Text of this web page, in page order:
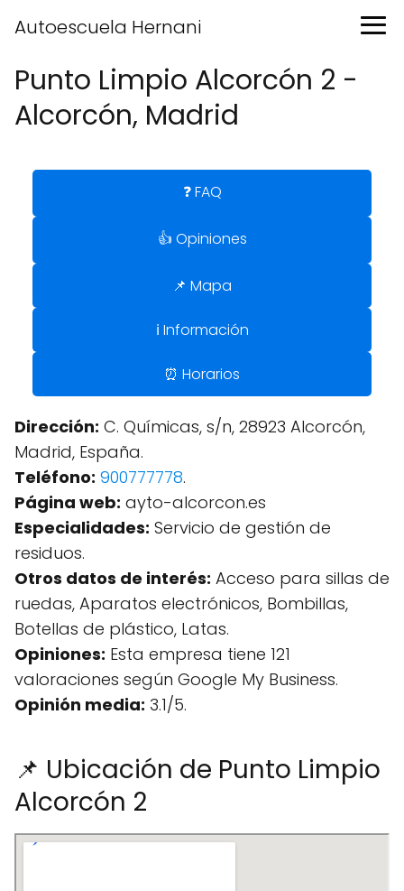
Autoescuela Hernani
Punto Limpio Alcorcón 2 -
Alcorcón, Madrid
❓ FAQ
👍 Opiniones
📌 Mapa
ℹ️ Información
⏰ Horarios
Dirección: C. Químicas, s/n, 28923 Alcorcón,
Madrid, España.
Teléfono: 900777778.
Página web: ayto-alcorcon.es
Especialidades: Servicio de gestión de
residuos.
Otros datos de interés: Acceso para sillas de
ruedas, Aparatos electrónicos, Bombillas,
Botellas de plástico, Latas.
Opiniones: Esta empresa tiene 121
valoraciones según Google My Business.
Opinión media: 3.1/5.
📌 Ubicación de Punto Limpio
Alcorcón 2